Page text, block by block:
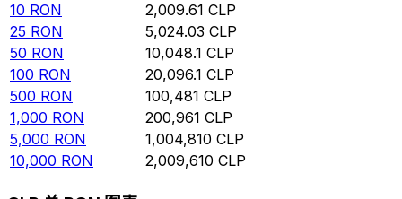
10 RON 2,009.61 CLP
25 RON 5,024.03 CLP
50 RON 10,048.1 CLP
100 RON 20,096.1 CLP
500 RON 100,481 CLP
1,000 RON 200,961 CLP
5,000 RON 1,004,810 CLP
10,000 RON 2,009,610 CLP